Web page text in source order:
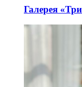
Галерея